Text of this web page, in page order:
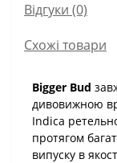
Відгуки (0)
Схожі товари
Bigger Bud
дивовижною
Indica
протягом
випуску в